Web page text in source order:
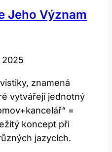
Jeho Význam
2025
znamená
vytvářejí jednotný
=
koncept při
jazycích.